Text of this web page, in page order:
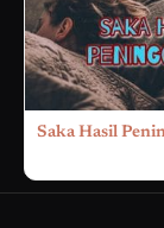
Saka Hasil